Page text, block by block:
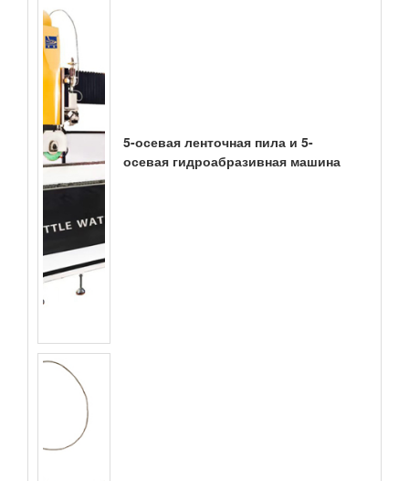
5-осевая ленточная пила и 5-
осевая гидроабразивная машина